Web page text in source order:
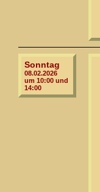
Sonntag
08.02.2026
um 10:00 und
14:00